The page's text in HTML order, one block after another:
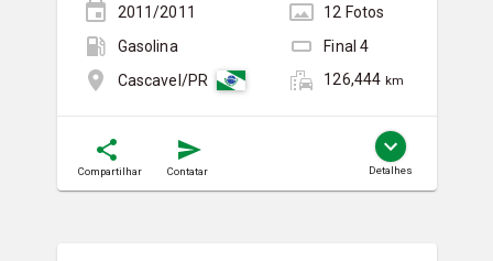
2011/2011 12 Fotos
Gasolina
Final4
Cascavel/PR
126,444 km
Compartilhar Contatar Detalhes